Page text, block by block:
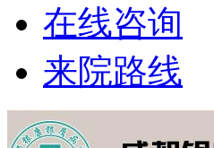
在线咨询
来院路线